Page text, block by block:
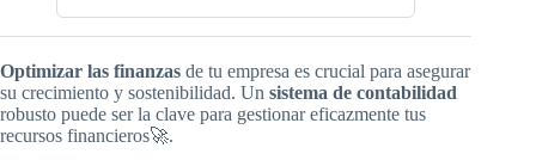
Optimizar las finanzas de tu empresa es crucial para asegurar
su crecimiento y sostenibilidad. Un sistema de contabilidad
robusto puede ser la clave para gestionar eficazmente tus
recursos financieros🚀.